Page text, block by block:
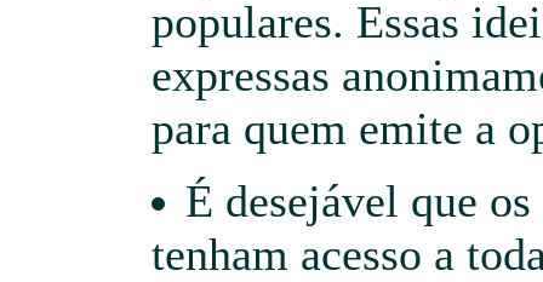
populares. Essas
expressas
para quem emite a
É desejável que
tenham acesso a